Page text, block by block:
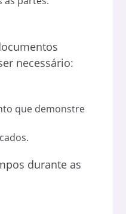
necessário:
que demonstre
durante as